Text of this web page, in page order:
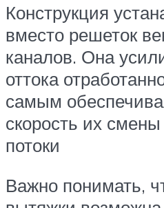
Конструкция
вместо решеток
каналов. Она
оттока
самым
скорость их
потоки
Важно понимать,